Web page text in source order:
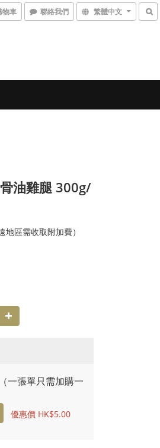
物車 聯絡我們 繁體中文
油雞腿 300g/
區需收取附加費）
一張單只需加購一
優惠價 HK$5.00